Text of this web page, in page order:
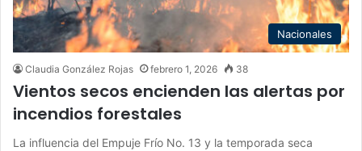
Nacionales
Claudia González Rojas febrero 1, 2026 38
Vientos secos encienden las alertas por
incendios forestales
La influencia del Empuje Frío No. 13 y la temporada seca